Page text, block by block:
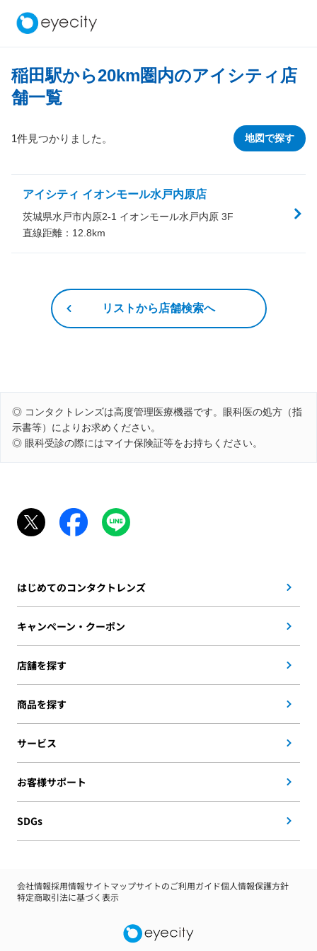
稲田駅から20km圏内のアイシティ店
舗一覧
地図で探す
1件見つかりました。
アイシティ イオンモール水戸内原店
茨城県水戸市内原2-1 イオンモール水戸内原 3F
直線距離： 12.8km
リストから店舗検索へ
◎ コンタクトレンズは高度管理医療機器です。眼科医の処方（指
示書等）によりお求めください。
◎ 眼科受診の際にはマイナ保険証等をお持ちください。
はじめてのコンタクトレンズ
キャンペーン・クーポン
店舗を探す
商品を探す
サービス
お客様サポート
SDGs
会社情報採用情報サイトマップサイトのご利用ガイド個人情報保護方針
特定商取引法に基づく表示